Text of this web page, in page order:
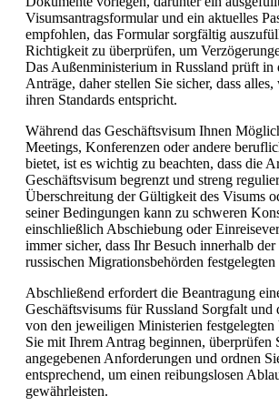
Visumsantragsformular und ein aktuelles
empfohlen, das Formular sorgfältig
Richtigkeit zu überprüfen, um
Das Außenministerium in Russland prüft in
Anträge, daher stellen Sie sicher, dass
ihren Standards entspricht.
Während das Geschäftsvisum Ihnen
Meetings, Konferenzen oder andere
bietet, ist es wichtig zu beachten, dass die
Geschäftsvisum begrenzt und streng
Überschreitung der Gültigkeit des Visums
seiner Bedingungen kann zu schweren
einschließlich Abschiebung oder
immer sicher, dass Ihr Besuch innerhalb der
russischen Migrationsbehörden
Abschließend erfordert die Beantragung
Geschäftsvisums für Russland Sorgfalt und
von den jeweiligen Ministerien
Sie mit Ihrem Antrag beginnen, überprüfen
angegebenen Anforderungen und ordnen
entsprechend, um einen reibungslosen
gewährleisten.